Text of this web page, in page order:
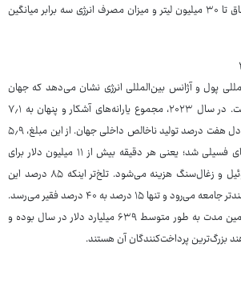
میلیون لیتر در روز رسید، قاچاق تا ۳۰ میلیون لیتر و میزان مصرف انرژی سه برابر میانگین
پول و آژانس بین‌المللی انرژی نشان می‌دهد که جهان
هنوز در دام یارانه گرفتار است. در سال ۲۰۲۳، مجموع یارانه‌های آشکار و پنهان به ۷٫۱
تریلیون دلار رسید؛ یعنی معادل هفت درصد تولید ناخالص داخلی جهان. از این مبلغ، ۵٫۹
تریلیون دلار صرف سوخت‌های فسیلی شد؛ یعنی هر دقیقه بیش از ۱۱ میلیون دلار برای
ارزان نگه داشتن بنزین، گازوئیل و زغال‌سنگ هزینه می‌شود. تلخ‌تر اینکه ۸۵ درصد این
یارانه به جیب ۶۰ درصد ثروتمندتر جامعه می‌رود و تنها ۱۵ درصد به ۴۰ درصد فقیر می‌رسد.
یارانه‌های کشاورزی هم در همین مدت به طور متوسط ۶۳۹ میلیارد دلار در سال بوده و
هند بزرگ‌ترین پرداخت‌کنندگان آن هستند.